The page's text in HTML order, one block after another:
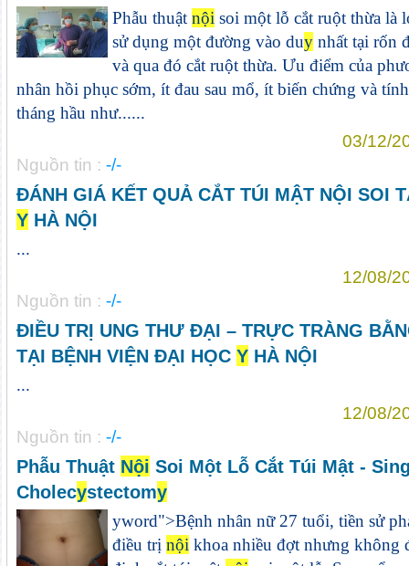
Phẫu thuật nội soi một lỗ cắt ruột thừa là
sử dụng một đường vào duynhất tại rốn
và qua đó cắt ruột thừa. Ưu điểm của
nhân hồi phục sớm, ít đau sau mổ, ít biến chứng và
tháng hầu như......
03/12/
Nguồn tin : -/-
ĐÁNH GIÁ KẾT QUẢ CẮT TÚI MẬT NỘI SOI
YHÀ NỘI
...
12/08/
Nguồn tin : -/-
ĐIỀU TRỊ UNG THƯ ĐẠI – TRỰC TRÀNG
TẠI BỆNH VIỆN ĐẠI HỌC YHÀ NỘI
...
12/08/
Nguồn tin : -/-
Phẫu Thuật Nội Soi Một Lỗ Cắt Túi Mật -
Cholecystectomy
yword">Bệnh nhân nữ 27 tuổi, tiền sử
điều trị nội khoa nhiều đợt nhưng không